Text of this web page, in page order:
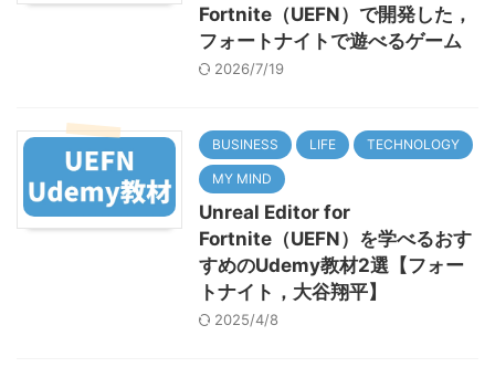
Fortnite（UEFN）で開発した，
フォートナイトで遊べるゲーム
2026/7/19
BUSINESS LIFE TECHNOLOGY
MY MIND
Unreal Editor for
Fortnite（UEFN）を学べるおす
すめのUdemy教材2選【フォー
トナイト，大谷翔平】
2025/4/8